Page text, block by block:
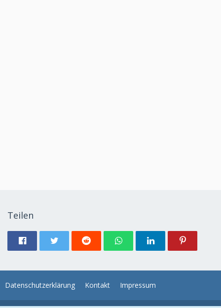
Teilen
Datenschutzerklärung Kontakt Impressum